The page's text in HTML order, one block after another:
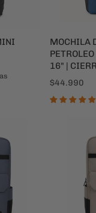
MOCHILA
16" |
$44.990